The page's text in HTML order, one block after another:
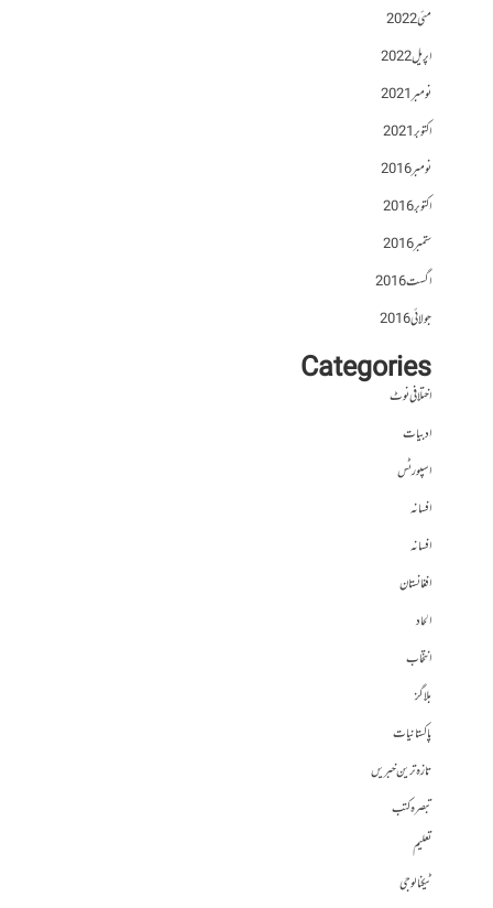
مئی 2022
اپریل 2022
نومبر 2021
اکتوبر 2021
نومبر 2016
اکتوبر 2016
ستمبر 2016
اگست 2016
جولائی 2016
Categories
اختلافی نوٹ
ادبیات
اسپورٹس
افسانہ
افسانہ
افغانستان
الحاد
انتخاب
بلاگز
پاکستانیات
تازہ ترین خبریں
تبصرہ کتب
تعلیم
ٹیکنالوجی